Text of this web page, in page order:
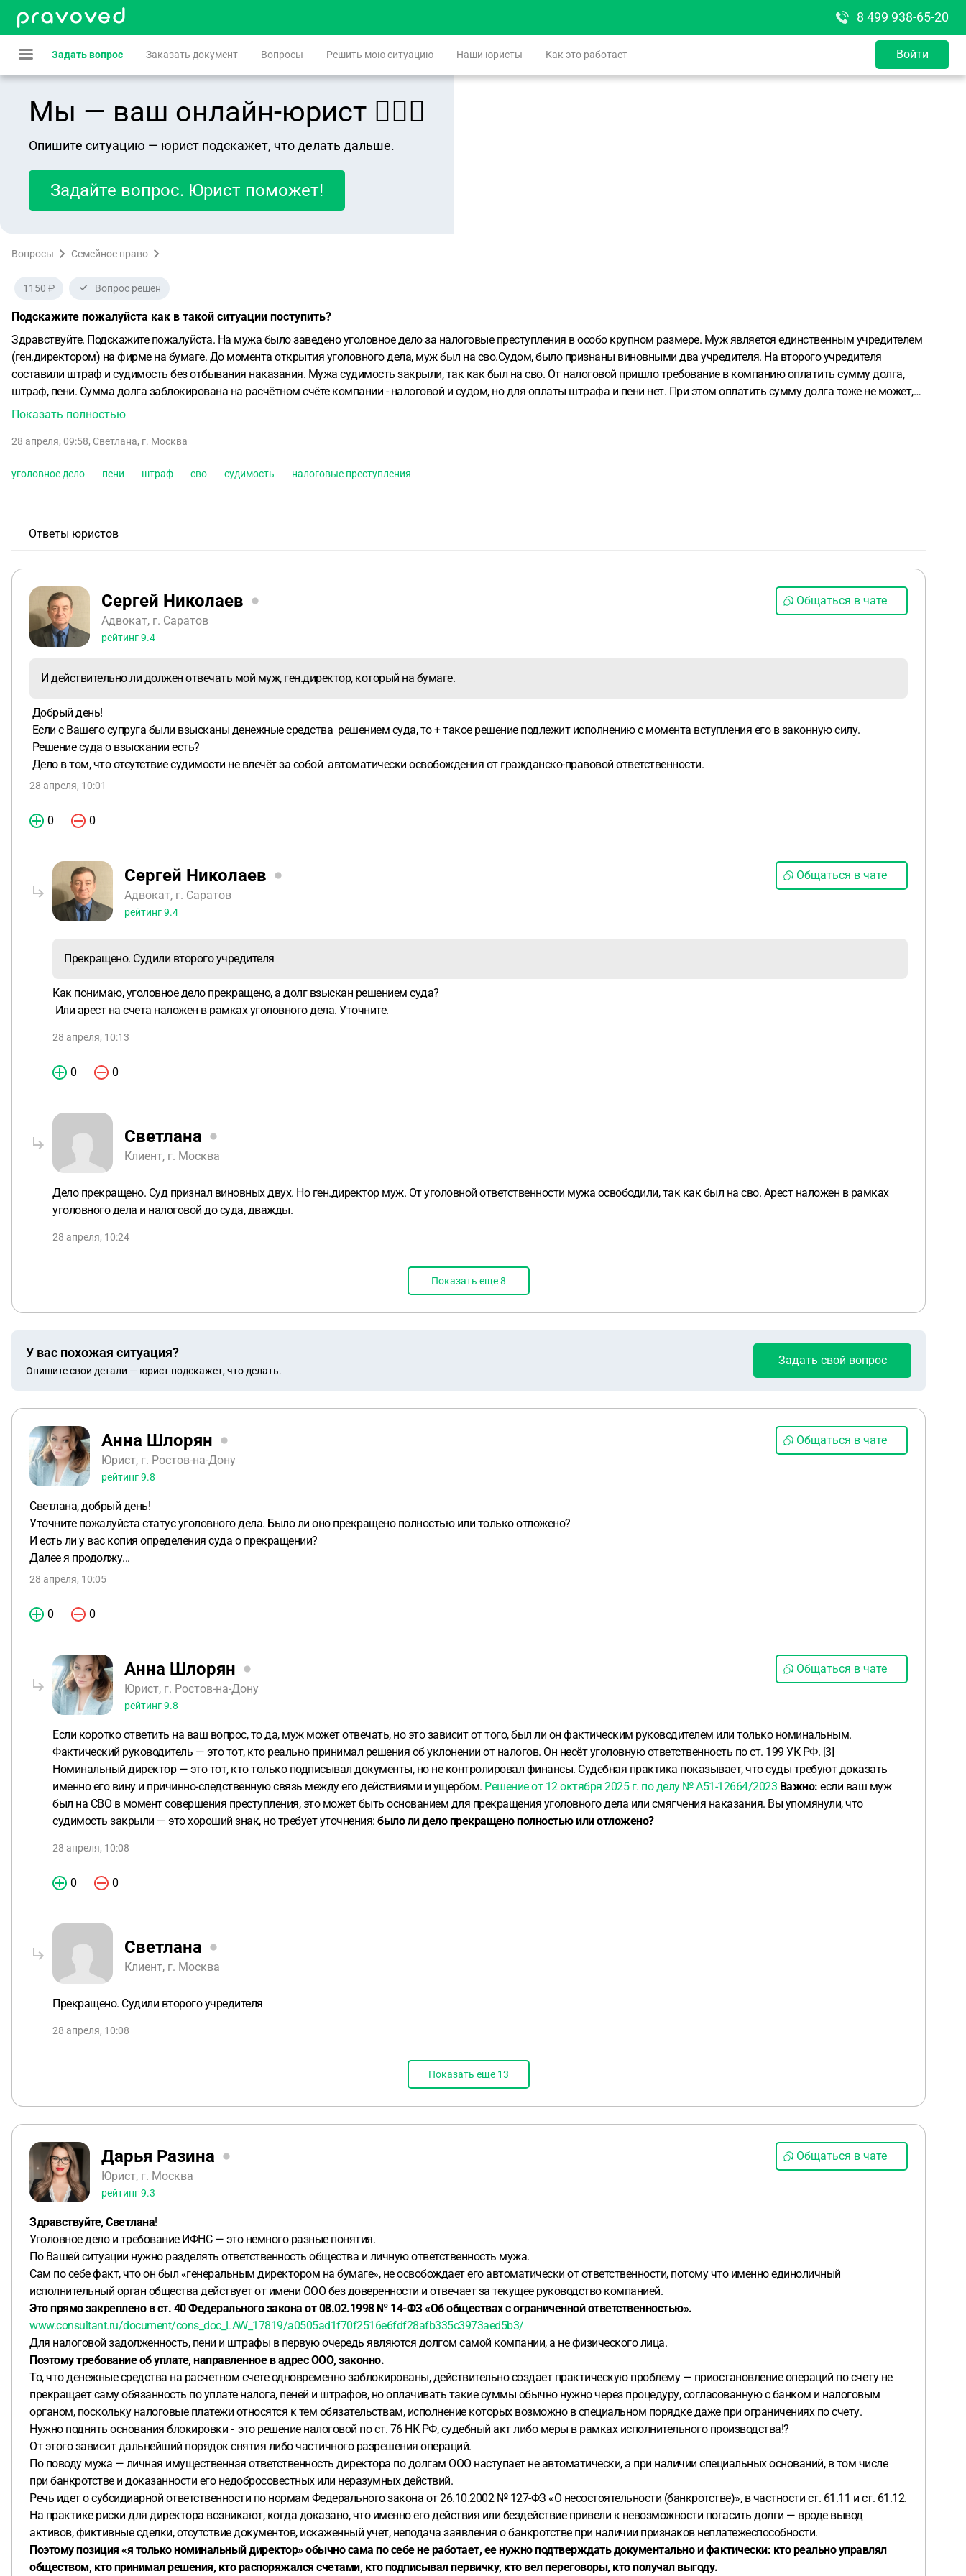
8 499 938-65-20
Задать вопрос Заказать документ Вопросы Решить мою ситуацию Наши юристы Как это работает Войти
Мы — ваш онлайн-юрист 👨🏻‍⚖️
Опишите ситуацию — юрист подскажет, что делать дальше.
Задайте вопрос. Юрист поможет!
Вопросы Семейное право
1150 ₽ Вопрос решен
Подскажите пожалуйста как в такой ситуации поступить?
Здравствуйте. Подскажите пожалуйста. На мужа было заведено уголовное дело за налоговые преступления в особо крупном размере. Муж является единственным учредителем
(ген.директором) на фирме на бумаге. До момента открытия уголовного дела, муж был на сво.Судом, было признаны виновными два учредителя. На второго учредителя
составили штраф и судимость без отбывания наказания. Мужа судимость закрыли, так как был на сво. От налоговой пришло требование в компанию оплатить сумму долга,
штраф, пени. Сумма долга заблокирована на расчётном счёте компании - налоговой и судом, но для оплаты штрафа и пени нет. При этом оплатить сумму долга тоже не может,
так как счёт заблокирован. Подскажите пожалуйста как в такой ситуации поступить? И действительно ли должен отвечать мой муж, ген.директор, который на бумаге.
Показать полностью
28 апреля, 09:58, Светлана, г. Москва
уголовное дело пени штраф сво судимость налоговые преступления
Ответы юристов
Сергей Николаев
Адвокат, г. Саратов
рейтинг9.4
Общаться в чате
И действительно ли должен отвечать мой муж, ген.директор, который на бумаге.
Добрый день!
Если с Вашего супруга были взысканы денежные средства решением суда, то + такое решение подлежит исполнению с момента вступления его в законную силу.
Решение суда о взыскании есть?
Дело в том, что отсутствие судимости не влечёт за собой автоматически освобождения от гражданско-правовой ответственности.
28 апреля, 10:01
0 0
Сергей Николаев
Адвокат, г. Саратов
рейтинг9.4
Общаться в чате
Прекращено. Судили второго учредителя
Как понимаю, уголовное дело прекращено, а долг взыскан решением суда?
Или арест на счета наложен в рамках уголовного дела. Уточните.
28 апреля, 10:13
0 0
Светлана
Клиент, г. Москва
Дело прекращено. Суд признал виновных двух. Но ген.директор муж. От уголовной ответственности мужа освободили, так как был на сво. Арест наложен в рамках
уголовного дела и налоговой до суда, дважды.
28 апреля, 10:24
Показать еще8
У вас похожая ситуация?
Опишите свои детали — юрист подскажет, что делать.
Задать свой вопрос
Анна Шлорян
Юрист, г. Ростов-на-Дону
рейтинг9.8
Общаться в чате
Светлана, добрый день!
Уточните пожалуйста статус уголовного дела. Было ли оно прекращено полностью или только отложено?
И есть ли у вас копия определения суда о прекращении?
Далее я продолжу...
28 апреля, 10:05
0 0
Анна Шлорян
Юрист, г. Ростов-на-Дону
рейтинг9.8
Общаться в чате
Если коротко ответить на ваш вопрос, то да, муж может отвечать, но это зависит от того, был ли он фактическим руководителем или только номинальным.
Фактический руководитель — это тот, кто реально принимал решения об уклонении от налогов. Он несёт уголовную ответственность по ст. 199 УК РФ. [3]
Номинальный директор — это тот, кто только подписывал документы, но не контролировал финансы. Судебная практика показывает, что суды требуют доказать
именно его вину и причинно-следственную связь между его действиями и ущербом. Решение от 12 октября 2025 г. по делу № А51-12664/2023 Важно: если ваш муж
был на СВО в момент совершения преступления, это может быть основанием для прекращения уголовного дела или смягчения наказания. Вы упомянули, что
судимость закрыли — это хороший знак, но требует уточнения: было ли дело прекращено полностью или отложено?
28 апреля, 10:08
0 0
Светлана
Клиент, г. Москва
Прекращено. Судили второго учредителя
28 апреля, 10:08
Показать еще 13
Дарья Разина
Юрист, г. Москва
рейтинг9.3
Общаться в чате
Здравствуйте, Светлана!
Уголовное дело и требование ИФНС — это немного разные понятия.
По Вашей ситуации нужно разделять ответственность общества и личную ответственность мужа.
Сам по себе факт, что он был «генеральным директором на бумаге», не освобождает его автоматически от ответственности, потому что именно единоличный
исполнительный орган общества действует от имени ООО без доверенности и отвечает за текущее руководство компанией.
Это прямо закреплено в ст. 40 Федерального закона от 08.02.1998 № 14-ФЗ «Об обществах с ограниченной ответственностью».
www.consultant.ru/document/cons_doc_LAW_17819/a0505ad1f70f2516e6fdf28afb335c3973aed5b3/
Для налоговой задолженность, пени и штрафы в первую очередь являются долгом самой компании, а не физического лица.
Поэтому требование об уплате, направленное в адрес ООО, законно.
То, что денежные средства на расчетном счете одновременно заблокированы, действительно создает практическую проблему — приостановление операций по счету не
прекращает саму обязанность по уплате налога, пеней и штрафов, но оплачивать такие суммы обычно нужно через процедуру, согласованную с банком и налоговым
органом, поскольку налоговые платежи относятся к тем обязательствам, исполнение которых возможно в специальном порядке даже при ограничениях по счету.
Нужно поднять основания блокировки - это решение налоговой по ст. 76 НК РФ, судебный акт либо меры в рамках исполнительного производства!?
От этого зависит дальнейший порядок снятия либо частичного разрешения операций.
По поводу мужа — личная имущественная ответственность директора по долгам ООО наступает не автоматически, а при наличии специальных оснований, в том числе
при банкротстве и доказанности его недобросовестных или неразумных действий.
Речь идет о субсидиарной ответственности по нормам Федерального закона от 26.10.2002 № 127-ФЗ «О несостоятельности (банкротстве)», в частности ст. 61.11 и ст. 61.12.
На практике риски для директора возникают, когда доказано, что именно его действия или бездействие привели к невозможности погасить долги — вроде вывод
активов, фиктивные сделки, отсутствие документов, искаженный учет, неподача заявления о банкротстве при наличии признаков неплатежеспособности.
Поэтому позиция «я только номинальный директор» обычно сама по себе не работает, ее нужно подтверждать документально и фактически: кто реально управлял
обществом, кто принимал решения, кто распоряжался счетами, кто подписывал первичку, кто вел переговоры, кто получал выгоду.